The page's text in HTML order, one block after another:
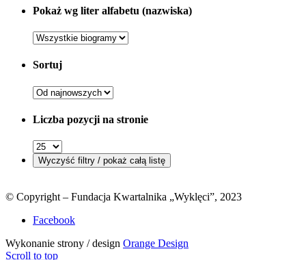
Pokaż wg liter alfabetu (nazwiska)
Sortuj
Liczba pozycji na stronie
© Copyright – Fundacja Kwartalnika „Wyklęci”, 2023
Facebook
Wykonanie strony / design Orange Design
Scroll to top